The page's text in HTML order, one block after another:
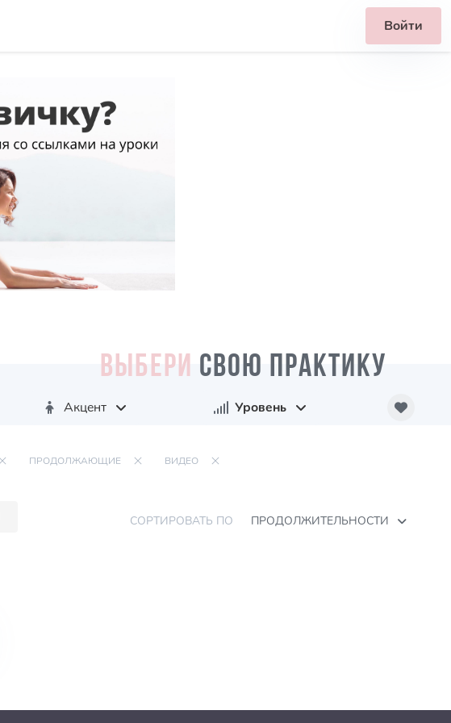
Войти
ВЫБЕРИ СВОЮ ПРАКТИКУ
Акцент Уровень
ПРОДОЛЖАЮЩИЕ ВИДЕО
СОРТИРОВАТЬ ПО ПРОДОЛЖИТЕЛЬНОСТИ